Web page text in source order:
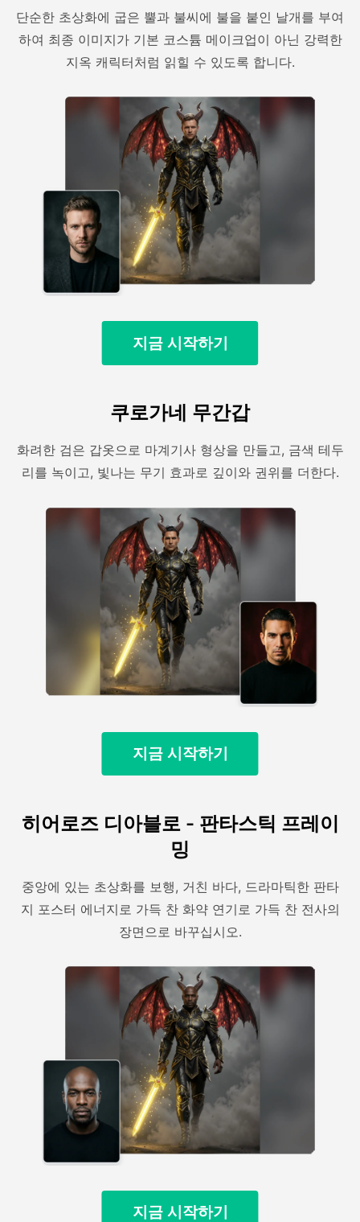
단순한 초상화에 굽은 뿔과 불씨에 불을 붙인 날개를 부여
하여 최종 이미지가 기본 코스튬 메이크업이 아닌 강력한
지옥 캐릭터처럼 읽힐 수 있도록 합니다.
지금 시작하기
쿠로가네 무간갑
화려한 검은 갑옷으로 마계기사 형상을 만들고, 금색 테두
리를 녹이고, 빛나는 무기 효과로 깊이와 권위를 더한다.
지금 시작하기
히어로즈 디아블로 - 판타스틱 프레이
밍
중앙에 있는 초상화를 보행, 거친 바다, 드라마틱한 판타
지 포스터 에너지로 가득 찬 화약 연기로 가득 찬 전사의
장면으로 바꾸십시오.
지금 시작하기